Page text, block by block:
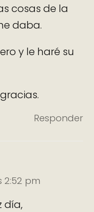
cosas de la
daba.
y le haré su
Responder
2:52 pm
día,